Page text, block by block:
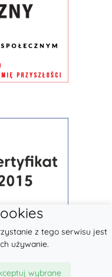
z tego serwisu jest
używanie.
wybrane